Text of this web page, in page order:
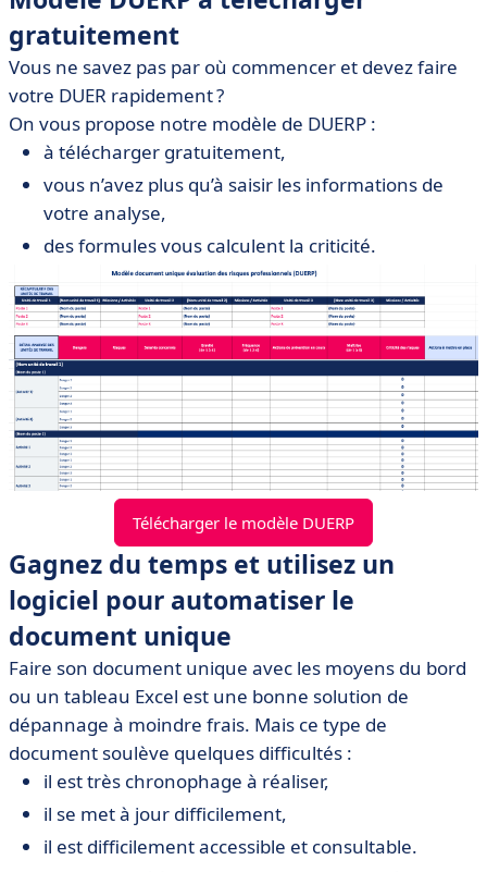
gratuitement
Vous ne savez pas par où commencer et devez faire
votre DUER rapidement ?
On vous propose notre modèle de DUERP :
à télécharger gratuitement,
vous n’avez plus qu’à saisir les informations de
votre analyse,
des formules vous calculent la criticité.
Télécharger le modèle DUERP
Gagnez du temps et utilisez un
logiciel pour automatiser le
document unique
Faire son document unique avec les moyens du bord
ou un tableau Excel est une bonne solution de
dépannage à moindre frais. Mais ce type de
document soulève quelques difficultés :
il est très chronophage à réaliser,
il se met à jour difficilement,
il est difficilement accessible et consultable.